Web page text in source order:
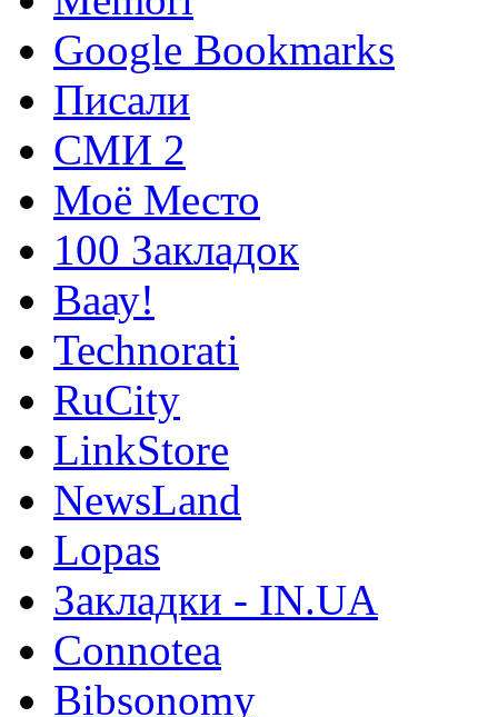
Google Bookmarks
Писали
СМИ 2
Моё Место
100 Закладок
Ваау!
Technorati
RuCity
LinkStore
NewsLand
Lopas
Закладки - IN.UA
Connotea
Bibsonomy